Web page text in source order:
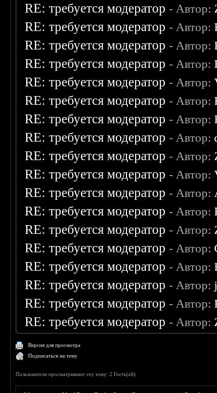
RE: требуется модератор - Автор:
RE: требуется модератор - Автор:
RE: требуется модератор - Автор:
RE: требуется модератор - Автор:
RE: требуется модератор - Автор:
RE: требуется модератор - Автор:
RE: требуется модератор - Автор:
RE: требуется модератор - Автор:
RE: требуется модератор - Автор:
RE: требуется модератор - Автор:
RE: требуется модератор - Автор:
RE: требуется модератор - Автор:
RE: требуется модератор - Автор:
RE: требуется модератор - Автор:
RE: требуется модератор - Автор:
RE: требуется модератор - Автор:
RE: требуется модератор - Автор:
RE: требуется модератор - Автор:
Версия для просмотра
Подписаться на тему
Пользователи просматривают эту тему: 2 Гость(ей)